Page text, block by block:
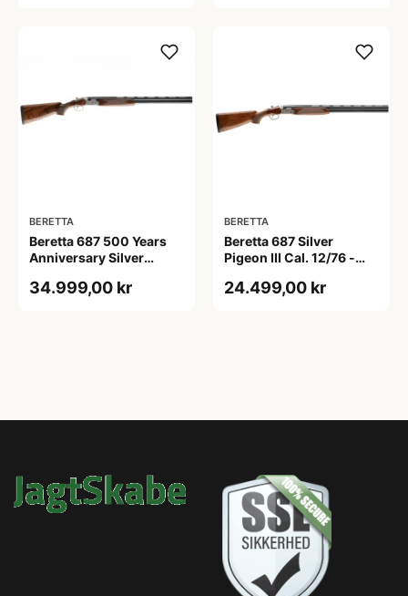
BERETTA
Beretta 687 500 Years
Anniversary Silver
34.999,00 kr
BERETTA
Beretta 687 Silver
Pigeon III Cal. 12/76 -
24.499,00 kr